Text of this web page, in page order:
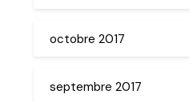
octobre 2017
septembre 2017